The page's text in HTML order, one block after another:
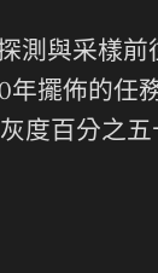
測與采樣
擺佈的任
度百分之